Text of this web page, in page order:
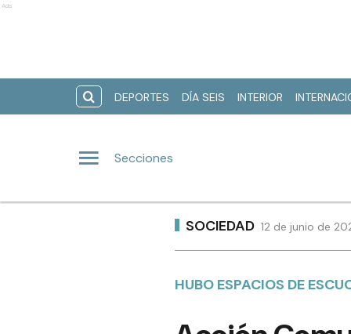
Ads
DEPORTES DÍA SEIS INTERIOR
Secciones
SOCIEDAD 12 de junio de
HUBO ESPACIOS DE